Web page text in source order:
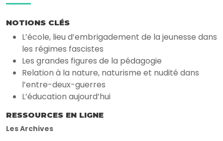
NOTIONS CLÉS
L’école, lieu d’embrigadement de la jeunesse dans
les régimes fascistes
Les grandes figures de la pédagogie
Relation à la nature, naturisme et nudité dans
l’entre-deux-guerres
L’éducation aujourd’hui
RESSOURCES EN LIGNE
Les Archives